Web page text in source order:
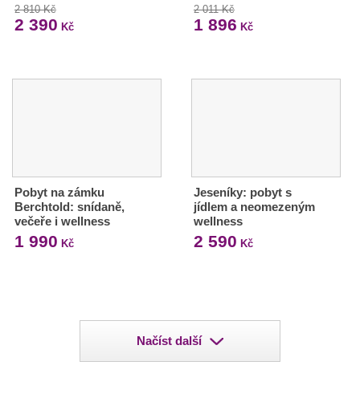
2 810 Kč
2 390 Kč
2 011 Kč
1 896 Kč
Pobyt na zámku
Berchtold: snídaně,
večeře i wellness
1 990 Kč
Jeseníky: pobyt s
jídlem a neomezeným
wellness
2 590 Kč
Načíst další